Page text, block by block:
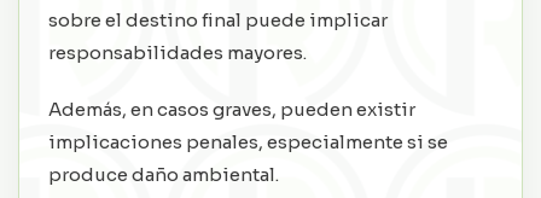
sobre el destino final puede implicar
responsabilidades mayores.
Además, en casos graves, pueden existir
implicaciones penales, especialmente si se
produce daño ambiental.